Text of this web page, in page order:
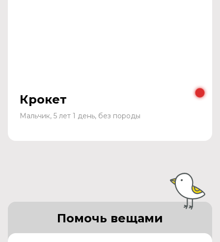
Крокет
Мальчик, 5 лет 1 день, без породы
Помочь вещами